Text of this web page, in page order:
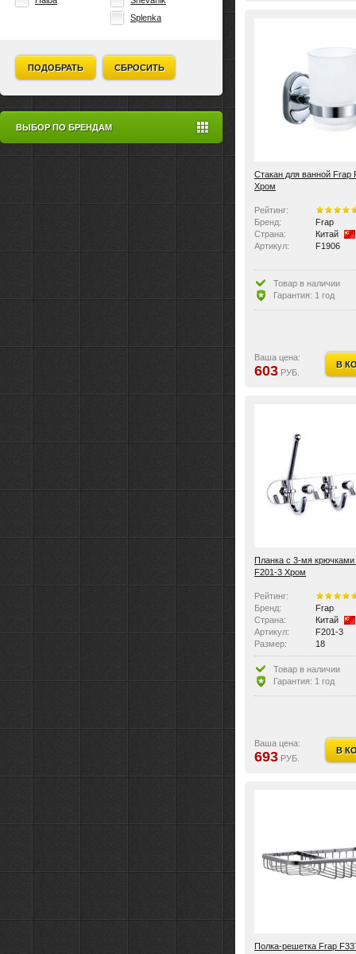
Splenka
ПОДОБРАТЬ СБРОСИТЬ
ВЫБОР ПО БРЕНДАМ
Стакан для ванной Frap
Хром
Рейтинг:
Бренд:
Frap
Страна:
Китай
Артикул:
F1906
Товар в наличии
Гарантия: 1 год
Ваша цена:
603 РУБ.
В
Планка с 3-мя крючками
F201-3 Хром
Рейтинг:
Бренд:
Frap
Страна:
Китай
Артикул:
F201-3
Размер:
18
Тип крепления:на болтах
Материал изделия:
латунь
Товар в наличии
Гарантия: 1 год
Ваша цена:
693 РУБ.
В
Полка-решетка Frap